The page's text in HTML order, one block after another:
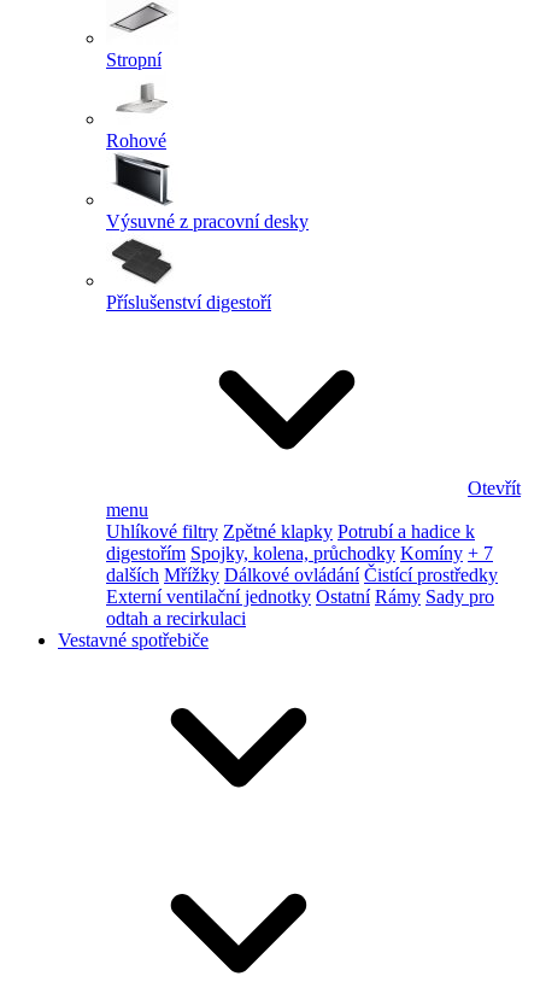
Stropní
Rohové
Výsuvné z pracovní desky
Příslušenství digestoří
Otevřít
menu
Uhlíkové filtry Zpětné klapky Potrubí a hadice k
digestořím Spojky, kolena, průchodky Komíny + 7
dalších Mřížky Dálkové ovládání Čistící prostředky
Externí ventilační jednotky Ostatní Rámy Sady pro
odtah a recirkulaci
Vestavné spotřebiče